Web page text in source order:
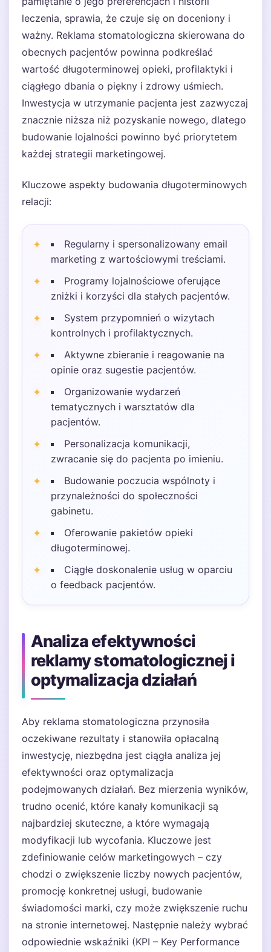
leczenia, sprawia, że czuje się on doceniony i
ważny. Reklama stomatologiczna skierowana do
obecnych pacjentów powinna podkreślać
wartość długoterminowej opieki, profilaktyki i
ciągłego dbania o piękny i zdrowy uśmiech.
Inwestycja w utrzymanie pacjenta jest zazwyczaj
znacznie niższa niż pozyskanie nowego, dlatego
budowanie lojalności powinno być priorytetem
każdej strategii marketingowej.
Kluczowe aspekty budowania długoterminowych
relacji:
Regularny i spersonalizowany email
marketing z wartościowymi treściami.
Programy lojalnościowe oferujące
zniżki i korzyści dla stałych pacjentów.
System przypomnień o wizytach
kontrolnych i profilaktycznych.
Aktywne zbieranie i reagowanie na
opinie oraz sugestie pacjentów.
Organizowanie wydarzeń
tematycznych i warsztatów dla
pacjentów.
Personalizacja komunikacji,
zwracanie się do pacjenta po imieniu.
Budowanie poczucia wspólnoty i
przynależności do społeczności
gabinetu.
Oferowanie pakietów opieki
długoterminowej.
Ciągłe doskonalenie usług w oparciu
o feedback pacjentów.
Analiza efektywności
reklamy stomatologicznej i
optymalizacja działań
Aby reklama stomatologiczna przynosiła
oczekiwane rezultaty i stanowiła opłacalną
inwestycję, niezbędna jest ciągła analiza jej
efektywności oraz optymalizacja
podejmowanych działań. Bez mierzenia wyników,
trudno ocenić, które kanały komunikacji są
najbardziej skuteczne, a które wymagają
modyfikacji lub wycofania. Kluczowe jest
zdefiniowanie celów marketingowych – czy
chodzi o zwiększenie liczby nowych pacjentów,
promocję konkretnej usługi, budowanie
świadomości marki, czy może zwiększenie ruchu
na stronie internetowej. Następnie należy wybrać
odpowiednie wskaźniki (KPI – Key Performance